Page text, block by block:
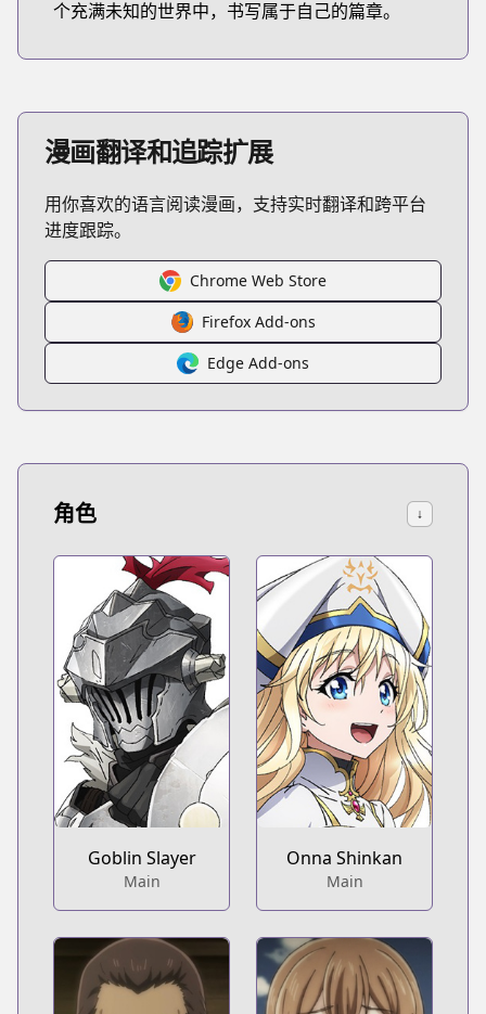
个充满未知的世界中，书写属于自己的篇章。
漫画翻译和追踪扩展
用你喜欢的语言阅读漫画，支持实时翻译和跨平台
进度跟踪。
Chrome Web Store
Firefox Add-ons
Edge Add-ons
角色 ↓
Goblin Slayer
Main
Onna Shinkan
Main